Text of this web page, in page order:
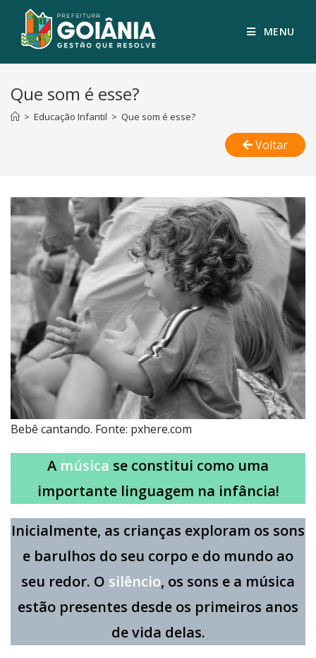
MENU
Que som é esse?
> Educação Infantil > Que som é esse?
Voltar
Bebê cantando. Fonte: pxhere.com
A música se constitui como uma
importante linguagem na infância!
Inicialmente, as crianças exploram os sons
e barulhos do seu corpo e do mundo ao
seu redor. O silêncio, os sons e a música
estão presentes desde os primeiros anos
de vida delas.